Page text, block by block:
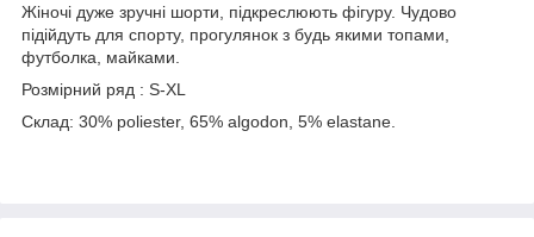
Жіночі дуже зручні шорти, підкреслюють фігуру. Чудово
підійдуть для спорту, прогулянок з будь якими топами,
футболка, майками.
Розмірний ряд : S-XL
Склад: 30% poliester, 65% algodon, 5% elastane.